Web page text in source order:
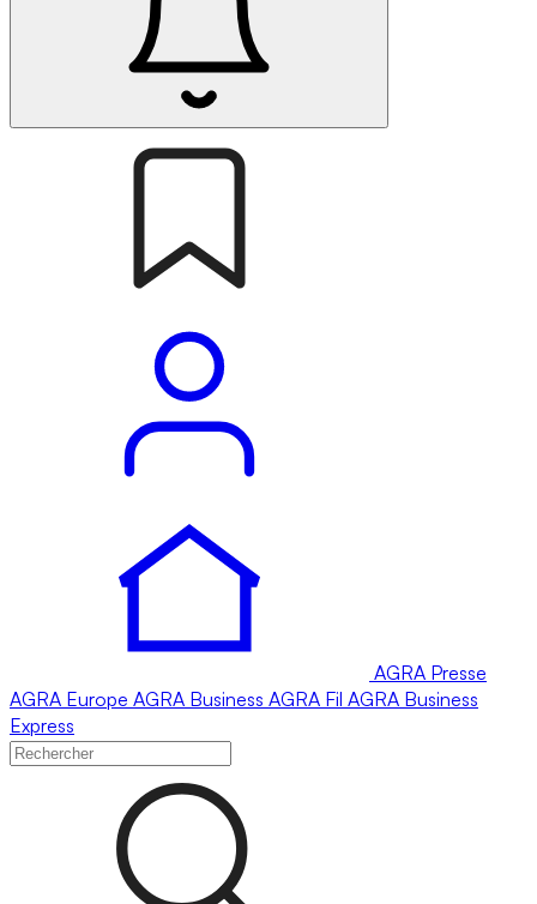
AGRA Presse
AGRA Europe AGRA Business AGRA Fil AGRA Business
Express